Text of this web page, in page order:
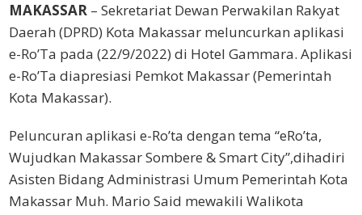
MAKASSAR – Sekretariat Dewan Perwakilan Rakyat
Daerah (DPRD) Kota Makassar meluncurkan aplikasi
e-Ro’Ta pada (22/9/2022) di Hotel Gammara. Aplikasi
e-Ro’Ta diapresiasi Pemkot Makassar (Pemerintah
Kota Makassar).
Peluncuran aplikasi e-Ro’ta dengan tema “eRo’ta,
Wujudkan Makassar Sombere & Smart City”,dihadiri
Asisten Bidang Administrasi Umum Pemerintah Kota
Makassar Muh. Mario Said mewakili Walikota